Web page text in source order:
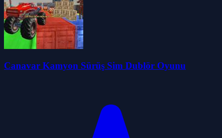
Canavar Kamyon Sürüş Sim Dublör Oyunu